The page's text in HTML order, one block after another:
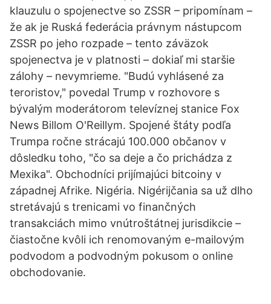
klauzulu o spojenectve so ZSSR – pripomínam –
že ak je Ruská federácia právnym nástupcom
ZSSR po jeho rozpade – tento záväzok
spojenectva je v platnosti – dokiaľ mi staršie
zálohy – nevymrieme. "Budú vyhlásené za
teroristov," povedal Trump v rozhovore s
bývalým moderátorom televíznej stanice Fox
News Billom O'Reillym. Spojené štáty podľa
Trumpa ročne strácajú 100.000 občanov v
dôsledku toho, "čo sa deje a čo prichádza z
Mexika". Obchodníci prijímajúci bitcoiny v
západnej Afrike. Nigéria. Nigérijčania sa už dlho
stretávajú s trenicami vo finančných
transakciách mimo vnútroštátnej jurisdikcie –
čiastočne kvôli ich renomovaným e-mailovým
podvodom a podvodným pokusom o online
obchodovanie.